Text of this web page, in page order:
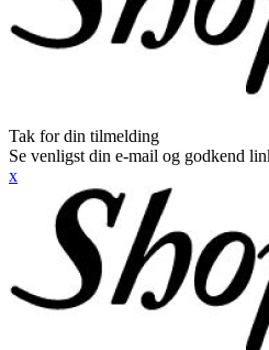
Tak for din tilmelding
Se venligst din e-mail og godkend
x